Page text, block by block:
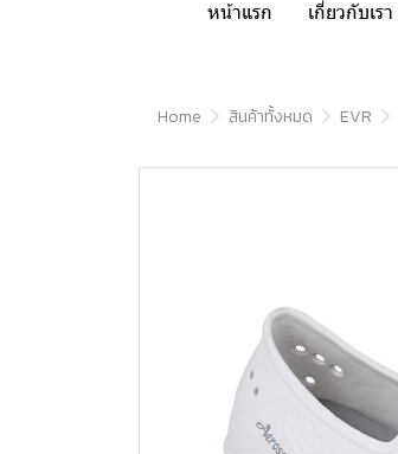
หน้าแรก เกี่ยวกับเรา
Home สินค้าทั้งหมด EVR